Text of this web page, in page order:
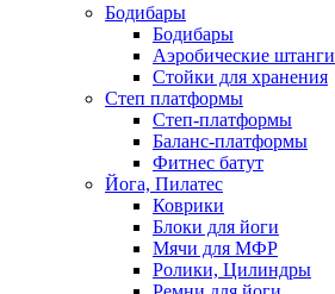
Бодибары
Бодибары
Аэробические штанги
Стойки для хранения
Степ платформы
Степ-платформы
Баланс-платформы
Фитнес батут
Йога, Пилатес
Коврики
Блоки для йоги
Мячи для МФР
Ролики, Цилиндры